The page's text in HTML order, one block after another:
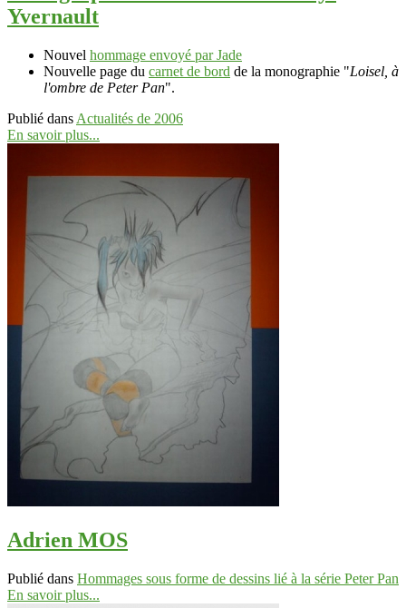
Yvernault
Nouvel hommage envoyé par Jade
Nouvelle page du carnet de bord de la monographie "Loisel, à
l'ombre de Peter Pan".
Publié dans Actualités de 2006
En savoir plus...
Adrien MOS
Publié dans Hommages sous forme de dessins lié à la série Peter Pan
En savoir plus...